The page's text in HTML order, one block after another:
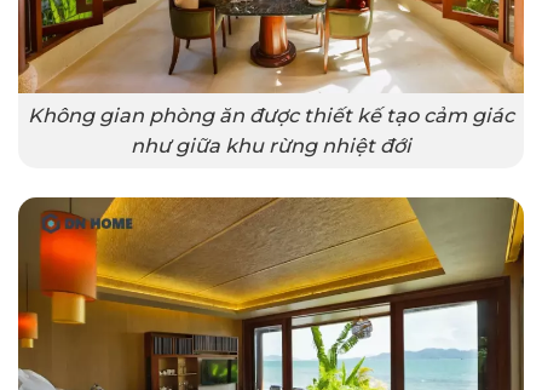
Không gian phòng ăn được thiết kế tạo cảm giác
như giữa khu rừng nhiệt đới